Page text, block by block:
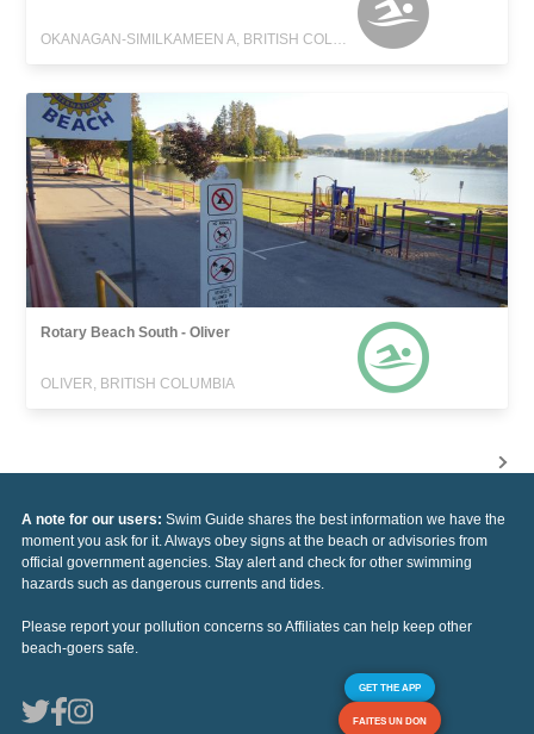
OKANAGAN-SIMILKAMEEN A, BRITISH COLUMBIA
Rotary Beach South - Oliver
OLIVER, BRITISH COLUMBIA
A note for our users: Swim Guide shares the best information we have the
moment you ask for it. Always obey signs at the beach or advisories from
official government agencies. Stay alert and check for other swimming
hazards such as dangerous currents and tides.
Please report your pollution concerns so Affiliates can help keep other
beach-goers safe.
GET THE APP
FAITES UN DON